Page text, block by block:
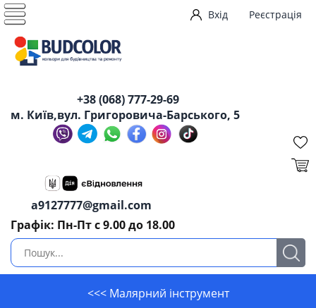
Вхід Реєстрація
+38 (068) 777-29-69
м. Київ,вул. Григоровича-Барського, 5
a9127777@gmail.com
Графік: Пн-Пт с 9.00 до 18.00
<<< Малярний інструмент